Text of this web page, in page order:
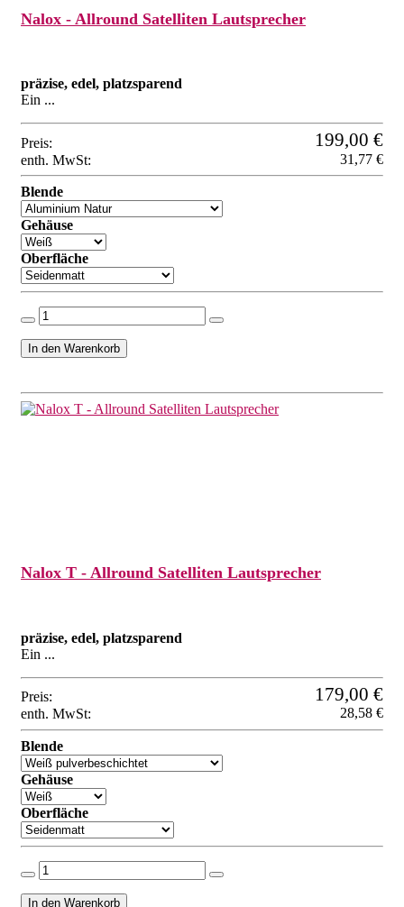
Nalox - Allround Satelliten Lautsprecher
präzise, edel, platzsparend
Ein ...
Preis: 199,00 €
enth. MwSt: 31,77 €
Blende
Gehäuse
Oberfläche
Nalox T - Allround Satelliten Lautsprecher
präzise, edel, platzsparend
Ein ...
Preis: 179,00 €
enth. MwSt: 28,58 €
Blende
Gehäuse
Oberfläche